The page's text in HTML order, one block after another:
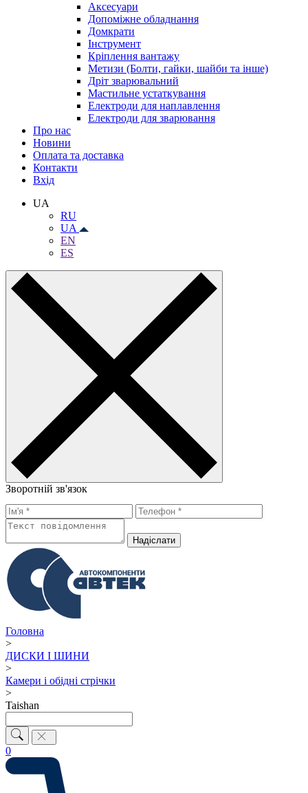
Аксесуари
Допоміжне обладнання
Домкрати
Інструмент
Кріплення вантажу
Метизи (Болти, гайки, шайби та інше)
Дріт зварювальний
Мастильне устаткування
Електроди для наплавлення
Електроди для зварювання
Про нас
Новини
Оплата та доставка
Контакти
Вхiд
UA
RU
UA
EN
ES
Зворотній зв'язок
Надiслати
Головна
>
ДИСКИ І ШИНИ
>
Камери і обідні стрічки
>
Taishan
0